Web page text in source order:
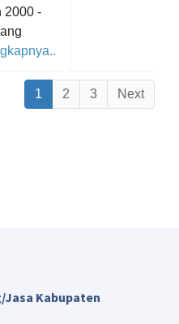
2000 -
1 2 3 Next
Jasa Kabupaten